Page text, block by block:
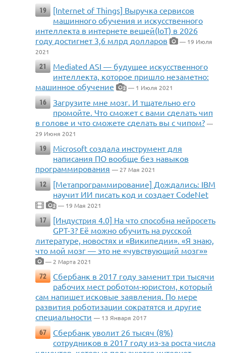
19
[Internet of Things] Выручка сервисов
машинного обучения и искусственного
интеллекта в интернете вещей(IoT) в 2026
году достигнет 3,6 млрд долларов
— 19 Июля
2021
21
Mediated ASI — будущее искусственного
интеллекта, которое пришло незаметно:
машинное обучение
2 — 1 Июля 2021
16
Загрузите мне мозг. И тщательно его
промойте. Что сможет с вами сделать чип
в голове и что сможете сделать вы с чипом? —
29 Июня 2021
19
Microsoft создала инструмент для
написания ПО вообще без навыков
программирования — 27 Мая 2021
12
[Метапрограммирование] Дождались: IBM
научит ИИ писать код и создает CodeNet
2 — 19 Мая 2021
17
[Индустрия 4.0] На что способна нейросеть
GPT-3? Её можно обучить на русской
литературе, новостях и «Википедии». «Я знаю,
что мой мозг — это не «чувствующий мозг»»
— 2 Марта 2021
72
Сбербанк в 2017 году заменит три тысячи
рабочих мест роботом-юристом, который
сам напишет исковые заявления. По мере
развития роботизации сократятся и другие
специальности — 13 Января 2017
67
Сбербанк уволит 26 тысяч (8%)
сотрудников в 2017 году из-за роста числа